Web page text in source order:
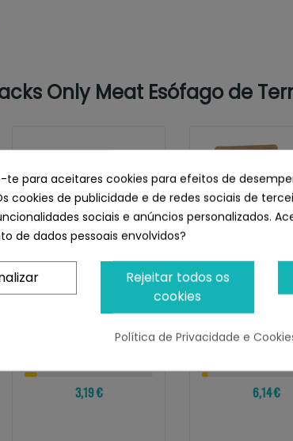
Only Meat Esófago de
LENDA
3,19 €
DE CORDERO
6,14 €
te para aceitares cookies para efeitos de
cookies de publicidade e de redes sociais de
sociais e anúncios personalizados.
de dados pessoais envolvidos?
Rejeitar todos os
cookies
Política de Privacidade e